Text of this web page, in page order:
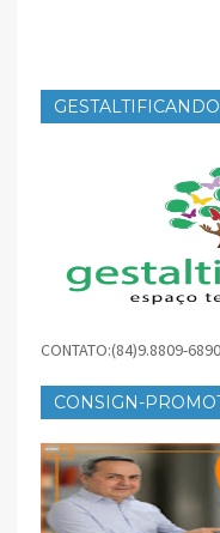
CONTATO:(84)9.8809-
CONSIGN-